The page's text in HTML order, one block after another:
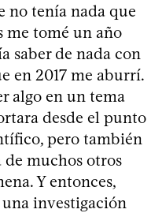
no tenía nada que
me tomé un año
saber de nada con
en 2017 me aburrí.
algo en un tema
desde el punto
pero también
muchos otros
Y entonces,
investigación